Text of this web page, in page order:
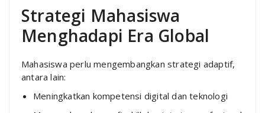
Strategi Mahasiswa
Menghadapi Era Global
Mahasiswa perlu mengembangkan strategi adaptif,
antara lain:
Meningkatkan kompetensi digital dan teknologi